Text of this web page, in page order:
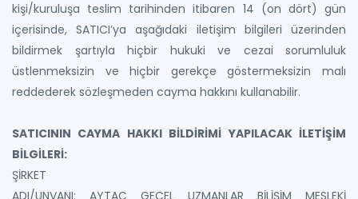
kişi/kuruluşa teslim tarihinden itibaren 14 (on dört) gün
içerisinde, SATICI’ya aşağıdaki iletişim bilgileri üzerinden
bildirmek şartıyla hiçbir hukuki ve cezai sorumluluk
üstlenmeksizin ve hiçbir gerekçe göstermeksizin malı
reddederek sözleşmeden cayma hakkını kullanabilir.
SATICININ CAYMA HAKKI BİLDİRİMİ YAPILACAK İLETİŞİM
BİLGİLERİ:
ŞİRKET